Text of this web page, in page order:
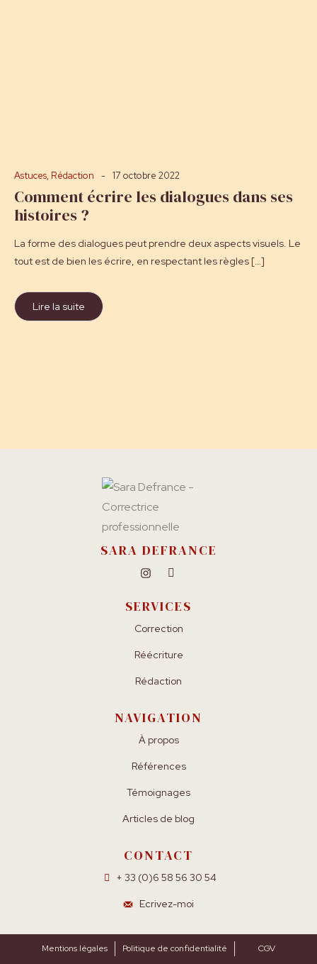
Astuces, Rédaction 17 octobre 2022
Comment écrire les dialogues dans ses
histoires ?
La forme des dialogues peut prendre deux aspects visuels. Le
tout est de bien les écrire, en respectant les règles […]
Lire la suite
SARA DEFRANCE
SERVICES
Correction
Réécriture
Rédaction
NAVIGATION
À propos
Références
Témoignages
Articles de blog
CONTACT
+ 33 (0)6 58 56 30 54
Ecrivez-moi
Mentions légales Politique de confidentialité CGV